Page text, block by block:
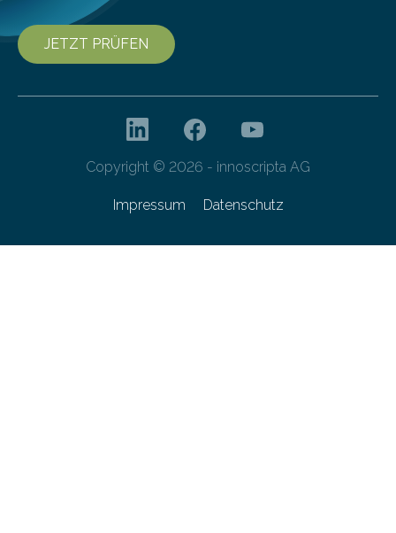
JETZT PRÜFEN
Copyright © 2026 - innoscripta AG
Impressum Datenschutz